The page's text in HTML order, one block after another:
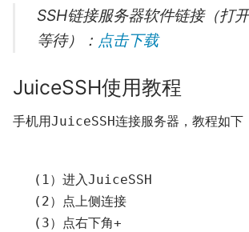
SSH链接服务器软件链接（打
等待）： 点击下载
JuiceSSH使用教程
手机用JuiceSSH连接服务器，教程如下
( 1）进入JuiceSSH
( 2）点上侧连接
( 3）点右下角+